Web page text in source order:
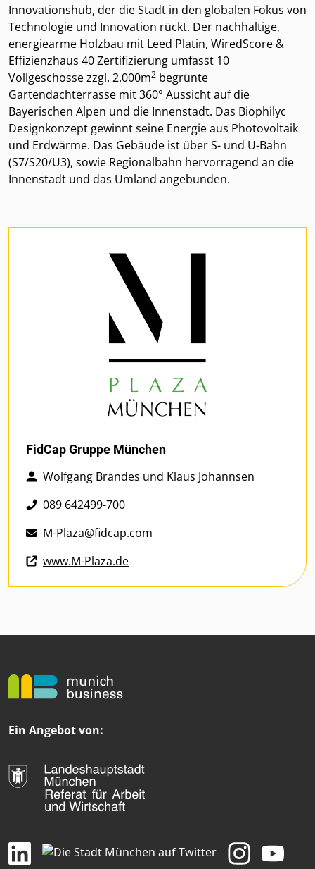
Innovationshub, der die Stadt in den globalen Fokus von
Technologie und Innovation rückt. Der nachhaltige,
energiearme Holzbau mit Leed Platin, WiredScore &
Effizienzhaus 40 Zertifizierung umfasst 10
Vollgeschosse zzgl. 2.000m2 begrünte
Gartendachterrasse mit 360° Aussicht auf die
Bayerischen Alpen und die Innenstadt. Das Biophilyc
Designkonzept gewinnt seine Energie aus Photovoltaik
und Erdwärme. Das Gebäude ist über S- und U-Bahn
(S7/S20/U3), sowie Regionalbahn hervorragend an die
Innenstadt und das Umland angebunden.
FidCap Gruppe München
Wolfgang Brandes und Klaus Johannsen
089 642499-700
M-Plaza@fidcap.com
www.M-Plaza.de
Ein Angebot von: